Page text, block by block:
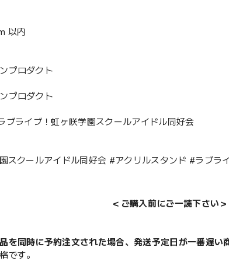
以内
プロダクト
プロダクト
ブライブ！虹ヶ咲学園スクールアイドル同好会
スクールアイドル同好会 #アクリルスタンド #ラブラ
＜ご購入前にご一読下さい＞
を同時に予約注文された場合、発送予定日が一番遅い
です。